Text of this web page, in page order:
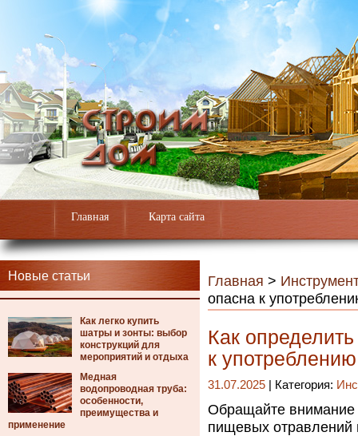
Главная Карта сайта
Новые статьи
Как легко купить
шатры и зонты: выбор
конструкций для
мероприятий и отдыха
Медная
водопроводная труба:
особенности,
преимущества и
применение
Главная >
опасна к
Как
к
31.07.2025 | Категория:
Обращайте внимание
пищевых отравлений